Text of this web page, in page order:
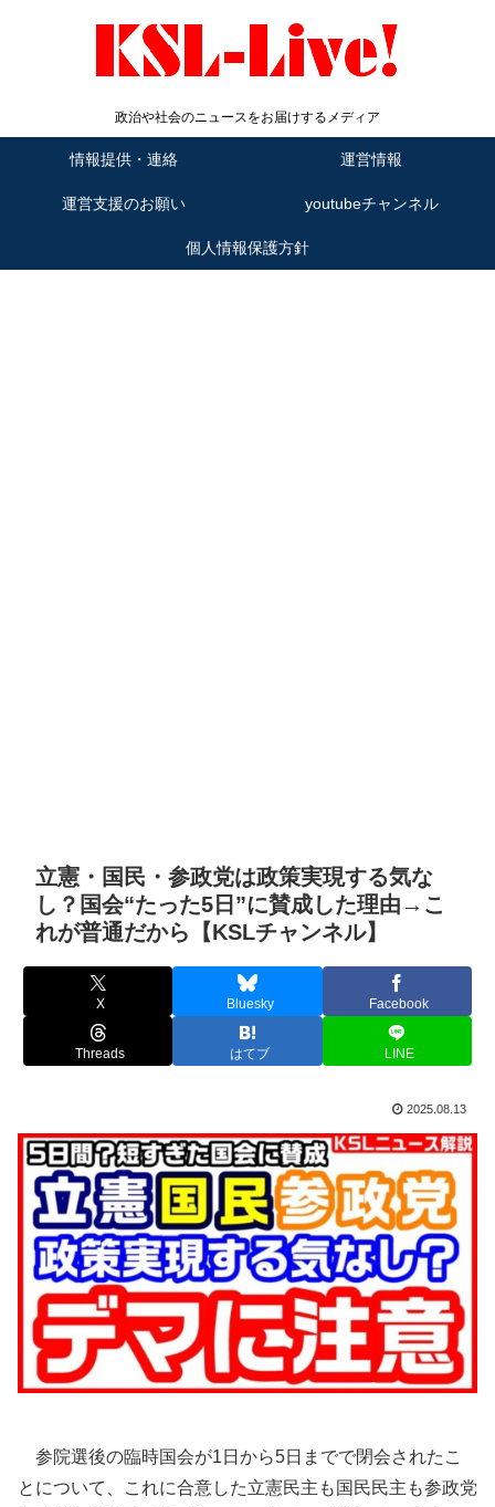
政治や社会のニュースをお届けするメディア
情報提供・連絡 運営情報
運営支援のお願い youtubeチャンネル
個人情報保護方針
立憲・国民・参政党は政策実現する気な
し？国会“たった5日”に賛成した理由→こ
れが普通だから【KSLチャンネル】
X Bluesky Facebook
Threads はてブ LINE
2025.08.13
参院選後の臨時国会が1日から5日までで閉会されたこ
とについて、これに合意した立憲民主も国民民主も参政党